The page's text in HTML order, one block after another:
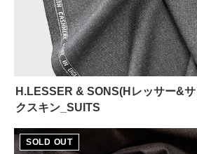
H.LESSER & SONS(Hレッサー&
クスキン_SUITS